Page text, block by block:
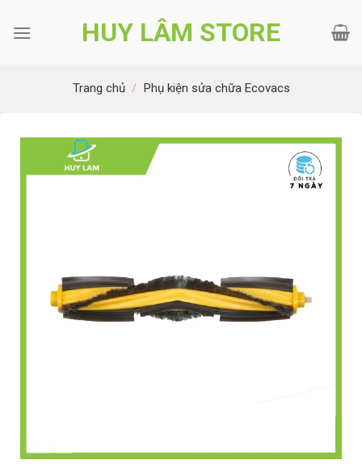
qua
HUY LÂM STORE
Trang chủ / Phụ kiện sửa chữa Ecovacs